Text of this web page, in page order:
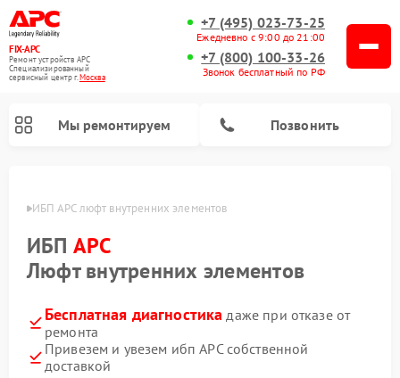
FIX-APC
Ремонт устройств APC
Специализированный
cервисный центр г.Москва
+7 (495) 023-73-25
Ежедневно с 9:00 до 21:00
+7 (800) 100-33-26
Звонок бесплатный по РФ
Мы ремонтируем Позвонить
ИБП APC люфт внутренних элементов
ИБП APC
Люфт внутренних элементов
Бесплатная диагностика даже при отказе от
ремонта
Привезем и увезем ибп APC собственной
доставкой